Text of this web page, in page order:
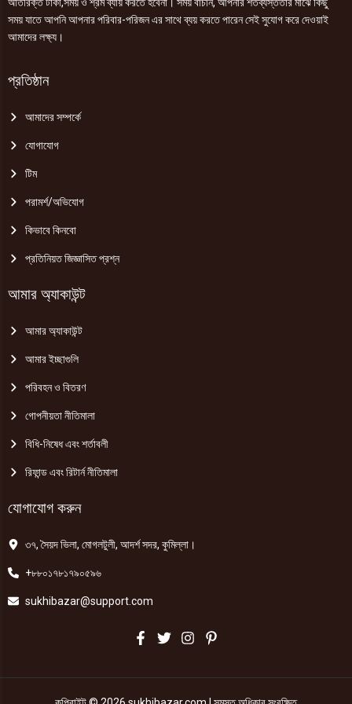
সময় যাতে আপনি আপনার পরিবার-পরিজন এর সাথে ব্যয় করতে পারেন সেই সুযোগ করে দেওয়াই
আমাদের লক্ষ্য।
প্রতিষ্ঠান
আমাদের সম্পর্কে
যোগাযোগ
টিম
পরামর্শ/অভিযোগ
কিভাবে কিনবো
প্রতিনিয়ত জিজ্ঞাসিত প্রশ্ন
আমার অ্যাকাউন্ট
আমার অ্যাকাউন্ট
আমার ইচ্ছাগুলি
পরিবহন ও বিতরণ
গোপনীয়তা নীতিমালা
বিধি-নিষেধ এবং শর্তাবলী
রিফান্ড এবং রিটার্ন নীতিমালা
যোগাযোগ করুন
৩৭, সৈয়দ ভিলা, মোগলটুলী, আদর্শ সদর, কুমিল্লা।
+৮৮০১৭৮১৭৯০৫৯৬
sukhibazar@support.com